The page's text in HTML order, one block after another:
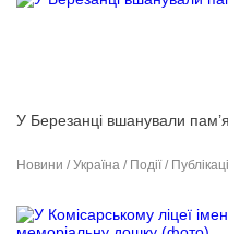
У Березанці вшанували
Новини / Україна / Події /